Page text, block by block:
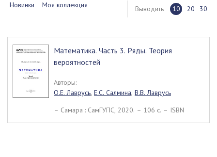
Новинки Моя коллекция Выводить 10 20 30
Математика. Часть 3. Ряды. Теория
вероятностей
Авторы:
О.Е. Лаврусь, Е.С. Салмина, В.В. Лаврусь
– Самара : СамГУПС, 2020. – 106 c. – ISBN